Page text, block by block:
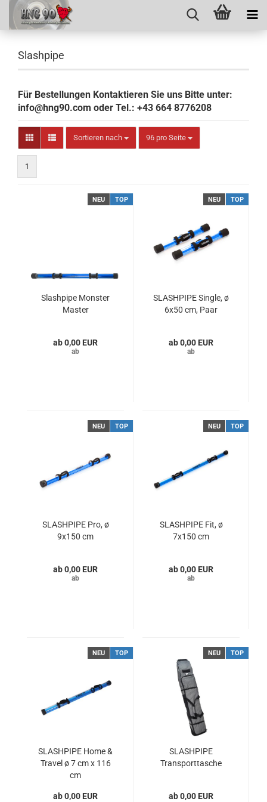
Slashpipe
Für Bestellungen Kontaktieren Sie uns Bitte unter:
info@hng90.com oder Tel.: +43 664 8776208
Sortieren nach
Sortieren nach 96 pro Seite
pro Seite
1
NEU TOP
Slashpipe Monster
Master
0,00 EUR
NEU TOP
SLASHPIPE Single, ø
6x50 cm, Paar
0,00 EUR
NEU TOP
SLASHPIPE Pro, ø
9x150 cm
0,00 EUR
NEU TOP
SLASHPIPE Fit, ø
7x150 cm
0,00 EUR
NEU TOP
SLASHPIPE Home &
Travel ø 7 cm x 116
cm
0,00 EUR
NEU TOP
SLASHPIPE
Transporttasche
0,00 EUR